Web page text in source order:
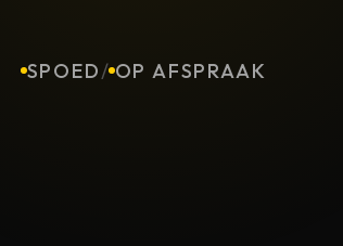
SPOED/ OP AFSPRAAK